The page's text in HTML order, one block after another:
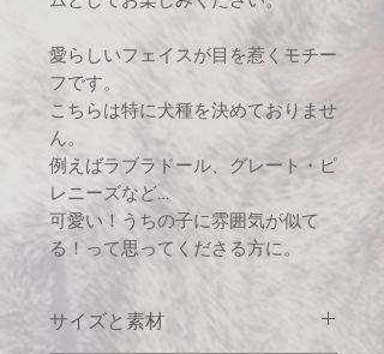
愛らしいフェイスが目を惹くモチー
フです。
こちらは特に犬種を決めておりませ
ん。
例えばラブラドール、グレート・ピ
レニーズなど…
可愛い！うちの子に雰囲気が似て
る！って思ってくださる方に。
サイズと素材